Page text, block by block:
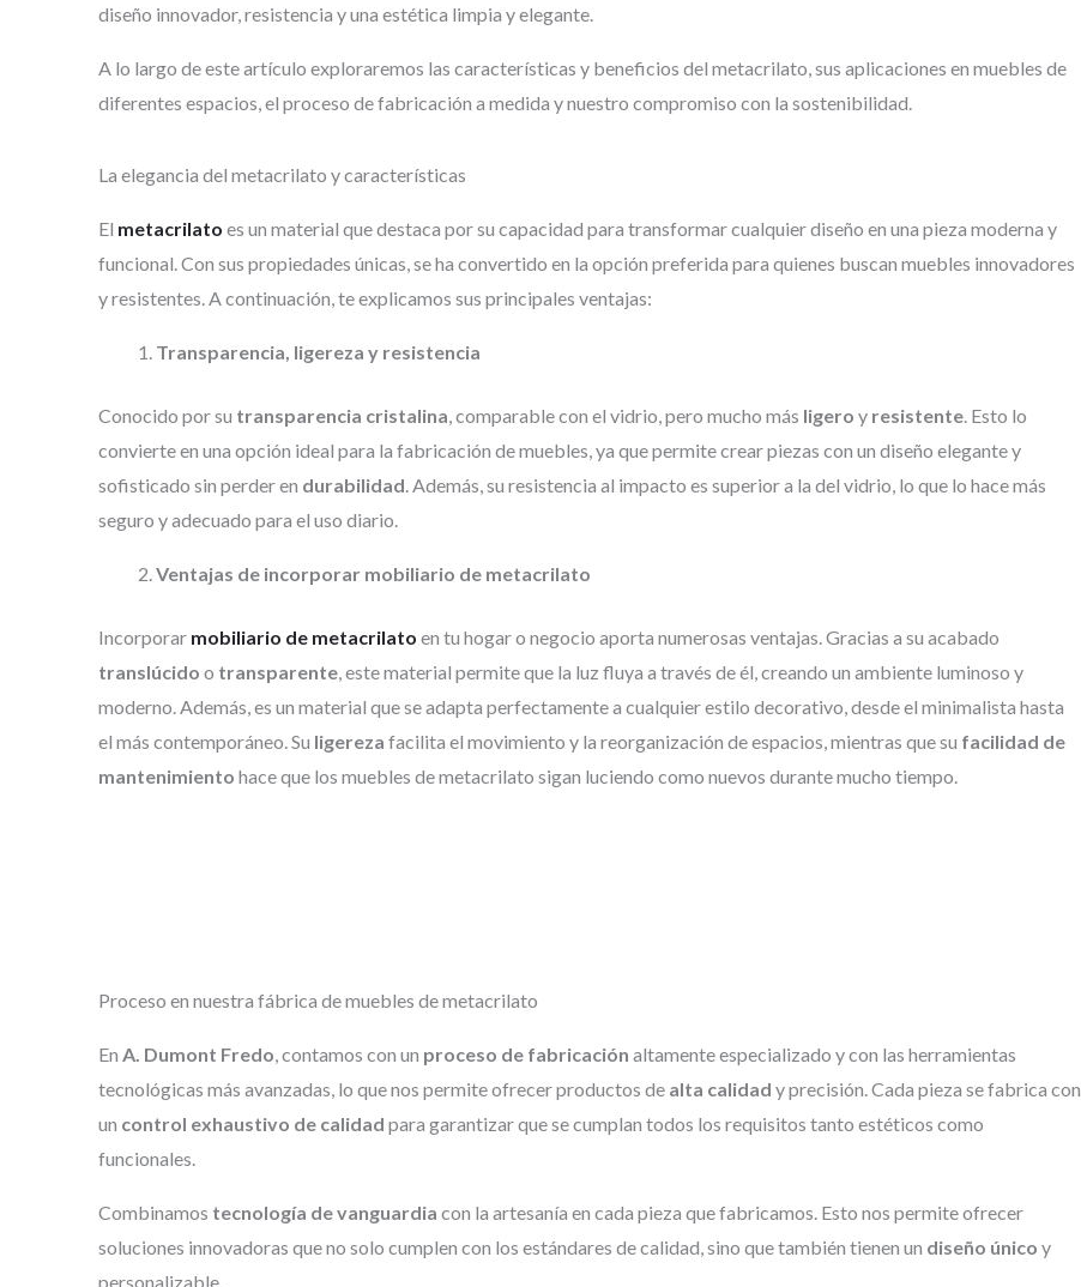
diseño innovador, resistencia y una estética limpia y elegante.
A lo largo de este artículo exploraremos las características y beneficios del metacrilato, sus aplicaciones en muebles de
diferentes espacios, el proceso de fabricación a medida y nuestro compromiso con la sostenibilidad.
La elegancia del metacrilato y características
El metacrilato es un material que destaca por su capacidad para transformar cualquier diseño en una pieza moderna y
funcional. Con sus propiedades únicas, se ha convertido en la opción preferida para quienes buscan muebles innovadores
y resistentes. A continuación, te explicamos sus principales ventajas:
Transparencia, ligereza y resistencia
Conocido por su transparencia cristalina, comparable con el vidrio, pero mucho más ligero y resistente. Esto lo
convierte en una opción ideal para la fabricación de muebles, ya que permite crear piezas con un diseño elegante y
sofisticado sin perder en durabilidad. Además, su resistencia al impacto es superior a la del vidrio, lo que lo hace más
seguro y adecuado para el uso diario.
Ventajas de incorporar mobiliario de metacrilato
Incorporar mobiliario de metacrilato en tu hogar o negocio aporta numerosas ventajas. Gracias a su acabado
translúcido o transparente, este material permite que la luz fluya a través de él, creando un ambiente luminoso y
moderno. Además, es un material que se adapta perfectamente a cualquier estilo decorativo, desde el minimalista hasta
el más contemporáneo. Su ligereza facilita el movimiento y la reorganización de espacios, mientras que su facilidad de
mantenimiento hace que los muebles de metacrilato sigan luciendo como nuevos durante mucho tiempo.
Proceso en nuestra fábrica de muebles de metacrilato
En A. Dumont Fredo, contamos con un proceso de fabricación altamente especializado y con las herramientas
tecnológicas más avanzadas, lo que nos permite ofrecer productos de alta calidad y precisión. Cada pieza se fabrica con
un control exhaustivo de calidad para garantizar que se cumplan todos los requisitos tanto estéticos como
funcionales.
Combinamos tecnología de vanguardia con la artesanía en cada pieza que fabricamos. Esto nos permite ofrecer
soluciones innovadoras que no solo cumplen con los estándares de calidad, sino que también tienen un diseño único y
personalizable.
31/07/2026